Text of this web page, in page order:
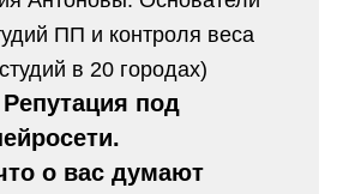
ПП и контроля веса
в 20 городах)
Репутация под
о вас думают